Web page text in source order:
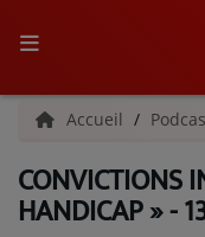
ACCUEIL
RADIO
Accueil
CONVICTIONS
HANDICAP » -